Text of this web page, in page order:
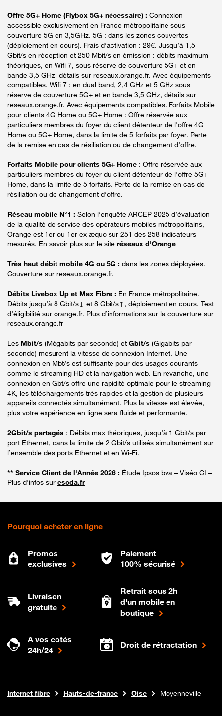
Offre 5G+ Home (Flybox 5G+ nécessaire) : Connexion
accessible exclusivement en France métropolitaine sous
couverture 5G en 3,5GHz. 5G : dans les zones couvertes
(déploiement en cours). Frais d’activation : 29€. Jusqu’à 1,5
Gbit/s en réception et 250 Mbit/s en émission : débits maximum
théoriques, en Wifi 7, sous réserve de couverture 5G+ et en
bande 3,5 GHz, détails sur reseaux.orange.fr. Avec équipements
compatibles. Wifi 7 : en dual band, 2,4 GHz et 5 GHz sous
réserve de couverture 5G+ et en bande 3,5 GHz, détails sur
reseaux.orange.fr. Avec équipements compatibles. Forfaits Mobile
pour clients 4G Home ou 5G+ Home : Offre réservée aux
particuliers membres du foyer du client détenteur de l'offre 4G
Home ou 5G+ Home, dans la limite de 5 forfaits par foyer. Perte
de la remise en cas de résiliation ou de changement d’offre.
Forfaits Mobile pour clients 5G+ Home : Offre réservée aux
particuliers membres du foyer du client détenteur de l'offre 5G+
Home, dans la limite de 5 forfaits. Perte de la remise en cas de
résiliation ou de changement d’offre.
Réseau mobile N°1 : Selon l’enquête ARCEP 2025 d’évaluation
de la qualité de service des opérateurs mobiles métropolitains,
Orange est 1er ou 1er ex æquo sur 251 des 258 indicateurs
mesurés. En savoir plus sur le site réseaux d'Orange
Très haut débit mobile 4G ou 5G : dans les zones déployées.
Couverture sur reseaux.orange.fr.
Débits Livebox Up et Max Fibre : En France métropolitaine.
Débits jusqu’à 8 Gbit/s↓ et 8 Gbit/s↑, déploiement en cours. Test
d’éligibilité sur orange.fr. Plus d’informations sur la couverture sur
reseaux.orange.fr
Les Mbit/s (Mégabits par seconde) et Gbit/s (Gigabits par
seconde) mesurent la vitesse de connexion Internet. Une
connexion en Mbt/s est suffisante pour des usages courants
comme le streaming HD et la navigation web. En revanche, une
connexion en Gbt/s offre une rapidité optimale pour le streaming
4K, les téléchargements très rapides et la gestion de plusieurs
appareils connectés simultanément. Plus la vitesse est élevée,
plus votre expérience en ligne sera fluide et performante.
2Gbit/s partagés : Débits max théoriques, jusqu’à 1 Gbit/s par
port Ethernet, dans la limite de 2 Gbit/s utilisés simultanément sur
l’ensemble des ports Ethernet et en Wi-Fi.
** Service Client de l'Année 2026 : Étude Ipsos bva – Viséo CI –
Plus d'infos sur escda.fr
Pourquoi acheter en ligne
Promos
exclusives
Paiement
100% sécurisé
Livraison
gratuite
Retrait sous 2h
d'un mobile en
boutique
À vos cotés
24h/24
Droit de rétractation
Boutique Orange
Internet fibre Hauts-de-france Oise Moyenneville